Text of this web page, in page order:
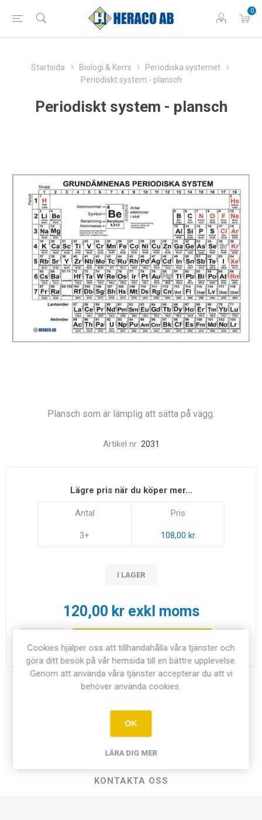
0
Startsida Biologi & Kemi
Periodiska systemet
Periodiskt system - plansch
Periodiskt system - plansch
Plansch som är lämplig att sätta på vägg.
Artikel nr: 2031
Lägre pris när du köper mer...
Antal
3+
Pris
108,00 kr
I LAGER
120,00 kr exkl moms
h
LÄGG I KUNDVAGN
Dela:
ÖVERSIKT
KONTAKTA OSS
Cookies hjälper oss att tillhandahålla våra tjänster och
göra ditt besök på vår hemsida till en bättre upplevelse.
Genom att använda våra tjänster accepterar du att vi
behöver använda cookies.
OK
LÄRA DIG MER